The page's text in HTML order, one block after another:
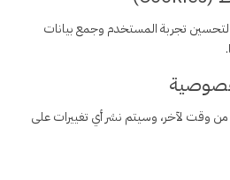
تجربة المستخدم وجمع بيانات
وقت لآخر، وسيتم نشر أي تغييرات على